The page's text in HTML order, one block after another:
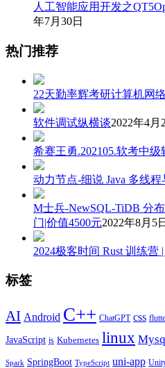
人工智能应用开发之
年7月30日
热门推荐
22天勤率辉考研计算机网
软件调试纵横谈2022年4月
希赛王勇.202105.软考中
动力节点-细说 Java 多线
M士兵-NewSQL-TiDB 分
门|价值4500元2022年8月5日
2024极客时间 Rust 训练营
标签
AI Android C++ ChatGPT css
JavaScript js Kubernetes linux
Spark SpringBoot TypeScript uni-app